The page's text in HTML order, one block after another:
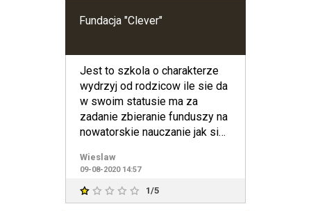
Fundacja "Clever"
Jest to szkola o charakterze
wydrzyj od rodzicow ile sie da
w swoim statusie ma za
zadanie zbieranie funduszy na
nowatorskie nauczanie jak sie
Wieslaw
09-08-2020 14:57
1/5